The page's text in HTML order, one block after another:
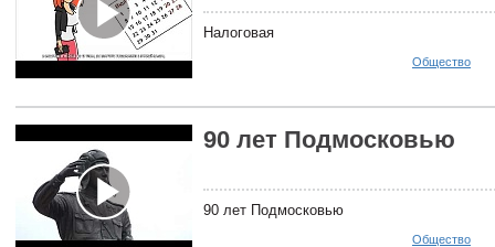
Налоговая
Общество
90 лет Подмосковью
90 лет Подмосковью
Общество